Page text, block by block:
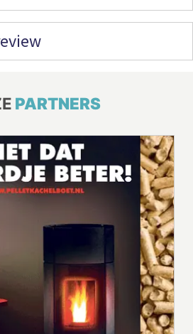
PARTNERS